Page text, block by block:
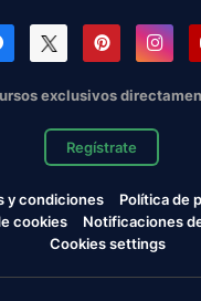
exclusivos
Regístrate
y condiciones
Política de
cookies
Notificaciones
Cookies settings